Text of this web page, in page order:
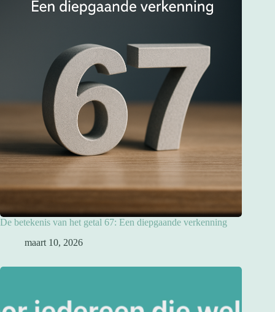
De betekenis van het getal 67: Een diepgaande verkenning
maart 10, 2026